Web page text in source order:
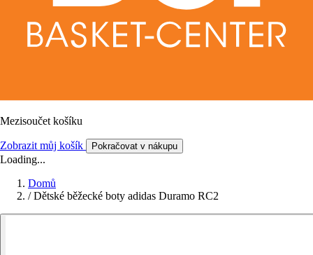
Mezisoučet košíku
Zobrazit můj košík Pokračovat v nákupu
Loading...
Domů
/ Dětské běžecké boty adidas Duramo RC2